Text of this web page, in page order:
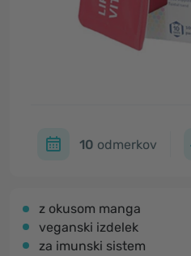
10 odmerkov
z okusom manga
veganski izdelek
za imunski sistem